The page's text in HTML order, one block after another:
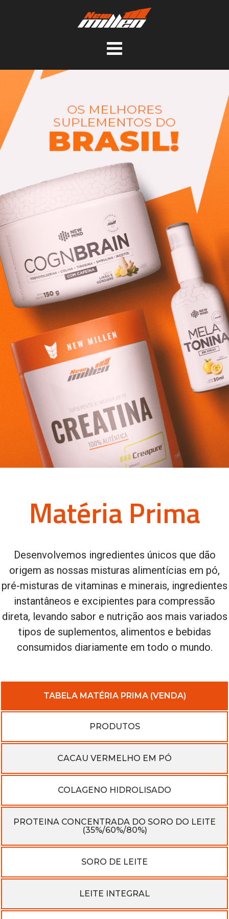
Matéria Prima
Desenvolvemos ingredientes únicos que dão
origem as nossas misturas alimentícias em pó,
pré-misturas de vitaminas e minerais, ingredientes
instantâneos e excipientes para compressão
direta, levando sabor e nutrição aos mais variados
tipos de suplementos, alimentos e bebidas
consumidos diariamente em todo o mundo.
TABELA MATÉRIA PRIMA (VENDA)
PRODUTOS
CACAU VERMELHO EM PÓ
COLAGENO HIDROLISADO
PROTEINA CONCENTRADA DO SORO DO LEITE
(35%/60%/80%)​
SORO DE LEITE
LEITE INTEGRAL​